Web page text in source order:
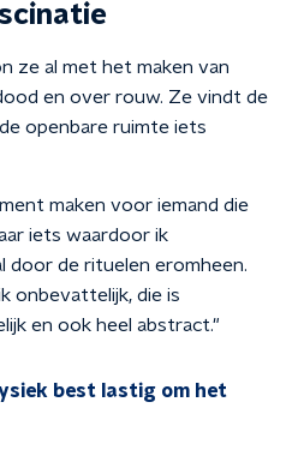
ze al met het maken van
en over rouw. Ze vindt de
openbare ruimte iets
maken voor iemand die
iets waardoor ik
door de rituelen eromheen.
onbevattelijk, die is
en ook heel abstract."
best lastig om het